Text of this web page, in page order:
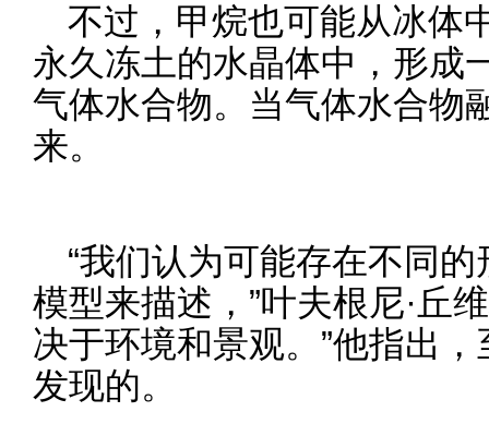
不过，甲烷也可能从冰体
永久冻土的水晶体中，形成
气体水合物。当气体水合物
来。
“我们认为可能存在不同
模型来描述，”叶夫根尼·丘
决于环境和景观。”他指出
发现的。